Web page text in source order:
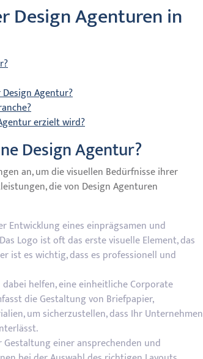
Design Agenturen in
Agentur?
erzielt wird?
Design Agentur?
an, um die visuellen Bedürfnisse ihrer
die von Design Agenturen
Entwicklung eines einprägsamen und
Logo ist oft das erste visuelle Element, das
ist es wichtig, dass es professionell und
helfen, eine einheitliche Corporate
die Gestaltung von Briefpapier,
um sicherzustellen, dass Ihr Unternehmen
einer ansprechenden und